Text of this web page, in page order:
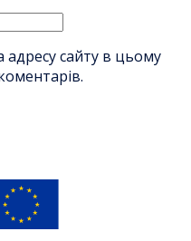
адресу сайту в цьому